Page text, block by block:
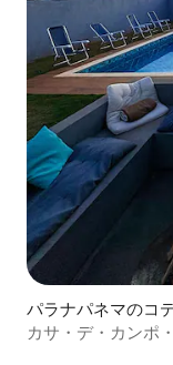
パラナパネマのコ
カサ・デ・カンポ